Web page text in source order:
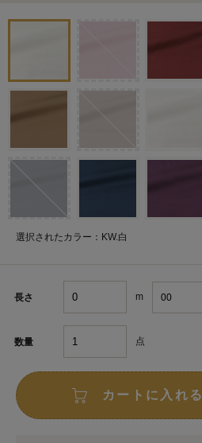
選択されたカラー：KW.白
長さ m
数量 点
カートに入れる